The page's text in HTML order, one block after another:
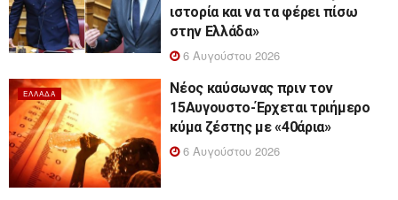
ιστορία και να τα φέρει πίσω
στην Ελλάδα»
6 Αυγούστου 2026
ΕΛΛΆΔΑ
Νέος καύσωνας πριν τον
15Αυγουστο-Έρχεται τριήμερο
κύμα ζέστης με «40άρια»
6 Αυγούστου 2026